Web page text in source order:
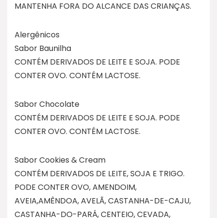
MANTENHA FORA DO ALCANCE DAS CRIANÇAS.
Alergênicos
Sabor Baunilha
CONTÉM DERIVADOS DE LEITE E SOJA. PODE
CONTER OVO. CONTÉM LACTOSE.
Sabor Chocolate
CONTÉM DERIVADOS DE LEITE E SOJA. PODE
CONTER OVO. CONTÉM LACTOSE.
Sabor Cookies & Cream
CONTÉM DERIVADOS DE LEITE, SOJA E TRIGO.
PODE CONTER OVO, AMENDOIM,
AVEIA,AMÊNDOA, AVELÃ, CASTANHA-DE-CAJU,
CASTANHA-DO-PARÁ, CENTEIO, CEVADA,